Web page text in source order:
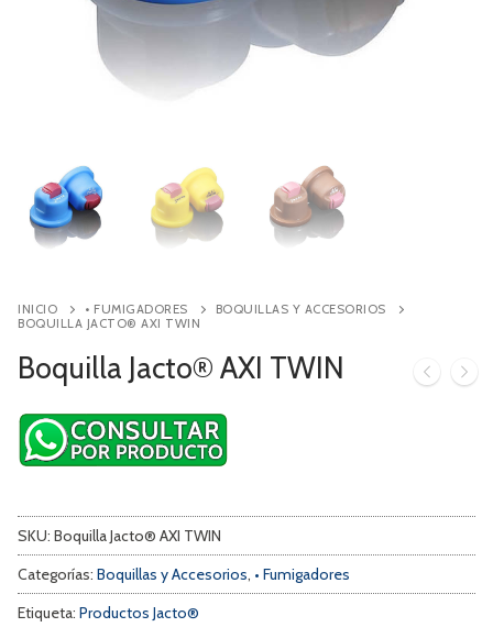
Contacto
INICIO • FUMIGADORES
BOQUILLAS Y ACCESORIOS
BOQUILLA JACTO® AXI TWIN
Boquilla Jacto® AXI TWIN
SKU: Boquilla Jacto® AXI TWIN
Categorías: Boquillas y Accesorios, • Fumigadores
Etiqueta: Productos Jacto®